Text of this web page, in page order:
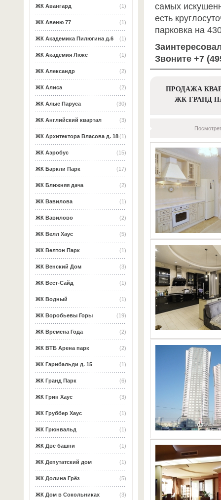
(1)
ЖК Авангард
(1)
ЖК Авеню 77
(1)
ЖК Академика Пилюгина д.6
(1)
ЖК Академия Люкс
(2)
ЖК Александр
(2)
ЖК Алиса
(30)
ЖК Алые Паруса
(3)
ЖК Английский квартал
(1)
ЖК Архитектора Власова д. 18
(15)
ЖК Аэробус
(17)
ЖК Баркли Парк
(2)
ЖК Ближняя дача
(1)
ЖК Вавилова
(2)
ЖК Вавилово
(5)
ЖК Велл Хаус
(1)
ЖК Велтон Парк
(3)
ЖК Венский Дом
(1)
ЖК Вест-Сайд
(1)
ЖК Водный
(19)
ЖК Воробьевы Горы
(2)
ЖК Времена Года
(2)
ЖК ВТБ Арена парк
(1)
ЖК Гарибальди д. 15
(6)
ЖК Гранд Парк
(3)
ЖК Грин Хаус
(1)
ЖК Груббер Хаус
(1)
ЖК Грюнвальд
(1)
ЖК Две башни
(1)
ЖК Депутатский дом
(5)
ЖК Долина Грёз
(3)
ЖК Дом в Сокольниках
самых
есть
парковка на
Звоните +7
ПРОДАЖА
ЖК ГРАНД